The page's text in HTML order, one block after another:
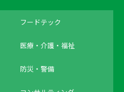
フードテック
医療・介護・福祉
防災・警備